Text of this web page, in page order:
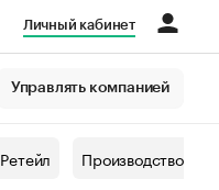
Личный кабинет
Управлять компанией
Ретейл Производство